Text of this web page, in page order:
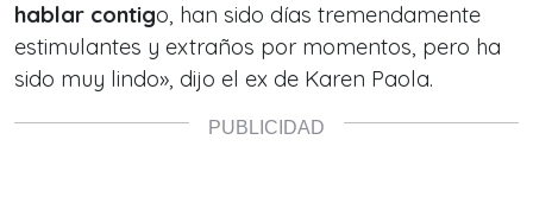
hablar contigo, han sido días tremendamente
estimulantes y extraños por momentos, pero ha
sido muy lindo», dijo el ex de Karen Paola.